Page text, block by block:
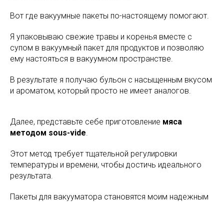
Вот где вакуумные пакеты по-настоящему помогают.
Я упаковываю свежие травы и коренья вместе с
супом в вакуумный пакет для продуктов и позволяю
ему настояться в вакуумном пространстве.
В результате я получаю бульон с насыщенным вкусом
и ароматом, который просто не имеет аналогов.
Далее, представьте себе приготовление мяса
методом sous-vide.
Этот метод требует тщательной регулировки
температуры и времени, чтобы достичь идеального
результата.
Пакеты для вакууматора становятся моим надежным